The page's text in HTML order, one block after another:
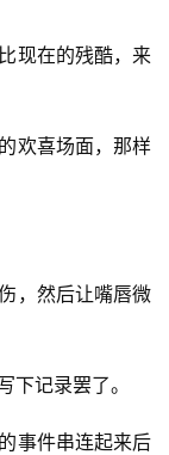
现在的残酷，来
欢喜场面，那样
，然后让嘴唇微
下记录罢了。
事件串连起来后